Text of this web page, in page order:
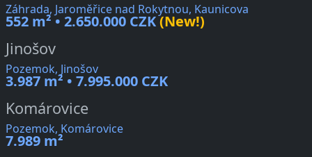
Záhrada, Jaroměřice nad Rokytnou, Kaunicova
552 m² • 2.650.000 CZK(New!)
Jinošov
Pozemok, Jinošov
3.987 m² • 7.995.000 CZK
Komárovice
Pozemok, Komárovice
7.989 m²